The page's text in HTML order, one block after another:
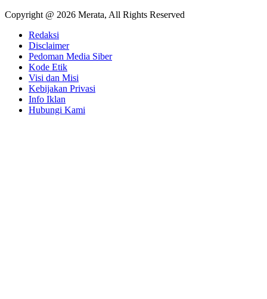
Copyright @ 2026 Merata, All Rights Reserved
Redaksi
Disclaimer
Pedoman Media Siber
Kode Etik
Visi dan Misi
Kebijakan Privasi
Info Iklan
Hubungi Kami